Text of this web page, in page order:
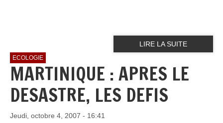
LIRE LA SUITE
ECOLOGIE
MARTINIQUE : APRES LE
DESASTRE, LES DEFIS
Jeudi, octobre 4, 2007 - 16:41